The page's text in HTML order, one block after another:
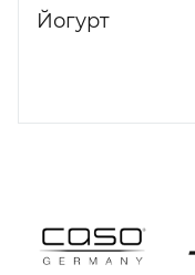
Йогурт